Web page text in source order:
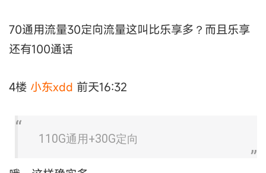
70通用流量30定向流量这叫比乐享多？而且乐享
还有100通话
4楼 小东xdd 前天16:32
110G通用+30G定向